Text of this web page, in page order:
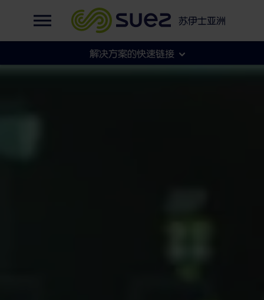
苏伊士亚洲
集团官网
智慧水务
解决方案的快速链接